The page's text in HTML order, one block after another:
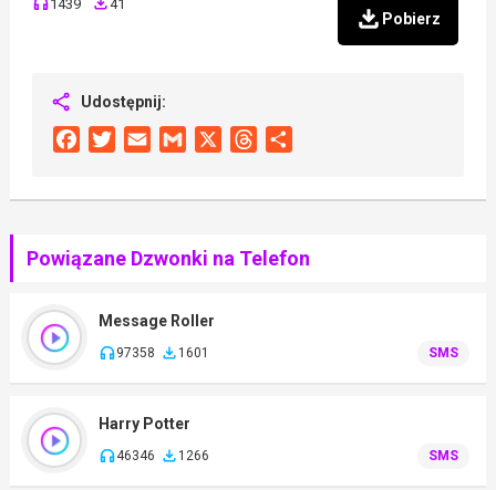
1439 41
Pobierz
Udostępnij:
FacebookTwitterEmail Gmail Threads
Powiązane Dzwonki na Telefon
Message Roller
97358 1601 SMS
Harry Potter
46346 1266 SMS